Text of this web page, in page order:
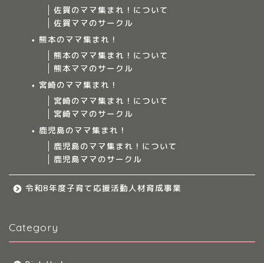
佐賀のママ集まれ！について
佐賀ママのサークル
熊本のママ集まれ！
熊本のママ集まれ！について
熊本ママのサークル
宮崎のママ集まれ！
宮崎のママ集まれ！について
宮崎ママのサークル
鹿児島のママ集まれ！
鹿児島のママ集まれ！について
鹿児島ママのサークル
令和8年度子育て応援活動人材育成事業
Category
ママ集まれ！について
ママ集まれ！スタッフ
九州のママ集まれ！
大分のママ集まれ！